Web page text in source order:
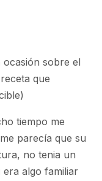
ocasión sobre el
que
tiempo me
parecía que su
no tenia un
algo familiar